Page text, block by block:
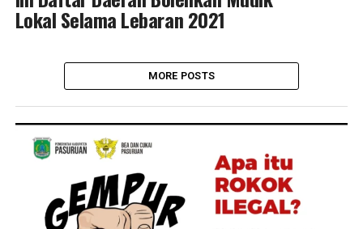
Lokal Selama Lebaran 2021
MORE POSTS